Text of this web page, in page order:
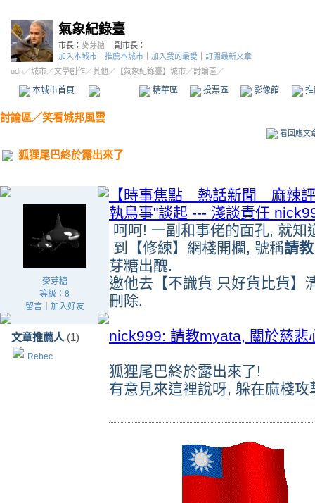
氣象紀錄臺
市長： 麥芽糖
副市長：
加入本城市
推薦本城市 加入我的最愛
訂閱最新文章
udn／城市／文學創作／其他 ／ 【氣象紀錄臺】城市／討論區／
本城市首頁 精華區 投票區 影像館
討論區／笑看城邦風雲
看回應文
狐狸尾巴終於露出來了
麥芽糖
等級：8
留言｜ 加入好友
文章推薦人 (1)
Rebec
【時事焦點 熱話新聞 麻辣
執鳥事"談起 --- 淺談責任
呵呵! 一副和事佬的面孔, 就知
到【修練】網棧開欄, 號稱請教
芽糖出醜.
邀他去【不識貨 只好貨比貨】
刪除.
nick999: 請教myata, 關於慈悲
狐狸尾巴終於露出來了!
有意見來這裡說呀, 躲在麻棧攻